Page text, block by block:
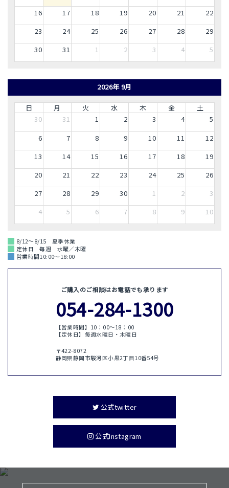
16
17 18 19 20 21
22
23
24 25 26 27 28
29
30
31 1 2 3 4 5
2026年 9月
日 月 火 水 木 金
土
30
31 1 2 3 4
5
6
7 8 9 10 11
12
13
14 15 16 17 18
19
20
21 22 23 24 25
26
27
28 29 30 1 2
3
4
5 6 7 8 9 10
8/12～8/15 夏季休業
定休日 毎週 水曜／木曜
営業時間10:00～18:00
ご購入のご相談はお電話でも承ります
054-284-1300
【営業時間】10：00〜18：00
【定休日】毎週水曜日・木曜日
〒422-8072
静岡県静岡市駿河区小黒2丁目10番54号
公式twitter
公式Instagram